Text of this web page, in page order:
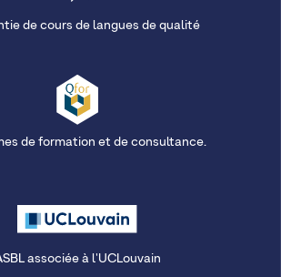
de cours de langues de qualité
de formation et de consultance.
associée à l'UCLouvain